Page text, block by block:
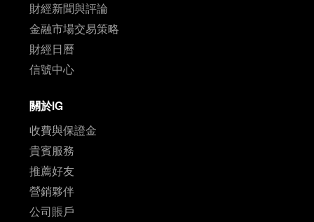
財經新聞與評論
金融市場交易策略
財經日曆
信號中心
關於IG
收費與保證金
貴賓服務
推薦好友
營銷夥伴
公司賬戶